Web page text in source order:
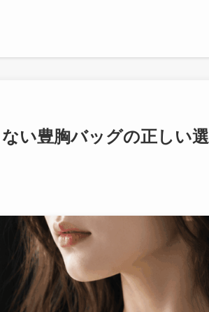
い豊胸バッグの正しい選